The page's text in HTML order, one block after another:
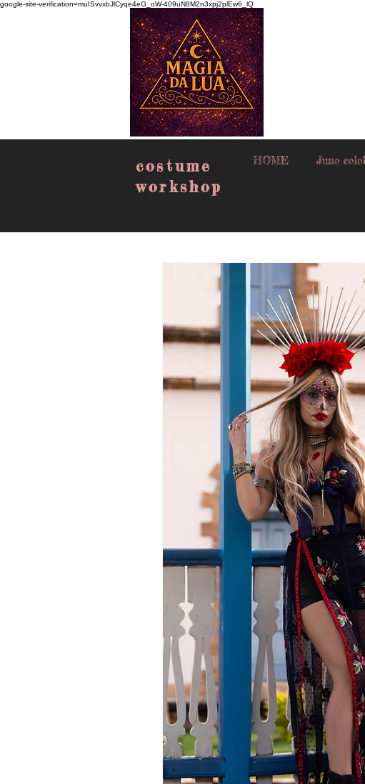
google-site-verification=muISvvxbJlCyqe4eG_oW-409uN8M2n3xpj2plEw6_lQ
costume
workshop
HOME June